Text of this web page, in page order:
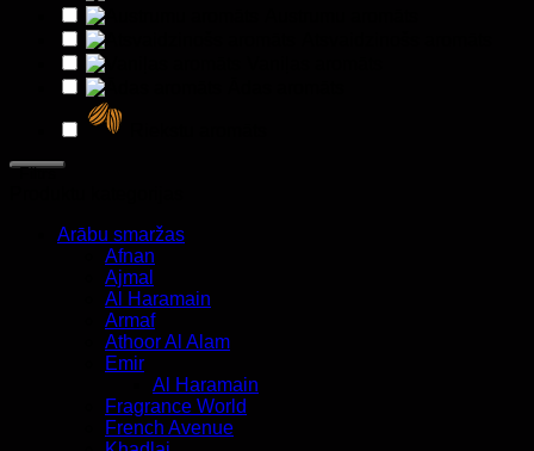
Filtrs
Arābu smaržas
Afnan
Ajmal
Al Haramain
Armaf
Athoor Al Alam
Emir
Al Haramain
Fragrance World
French Avenue